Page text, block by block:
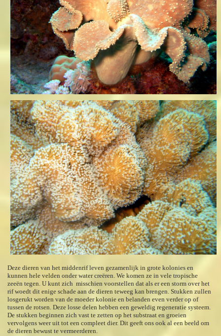
Deze dieren van het middenrif leven gezamenlijk in grote kolonies en
kunnen hele velden onder water creëren. We komen ze in vele tropische
zeeën tegen. U kunt zich misschien voorstellen dat als er een storm over het
rif woedt dit enige schade aan de dieren teweeg kan brengen. Stukken zullen
losgerukt worden van de moeder kolonie en belanden even verder op of
tussen de rotsen. Deze losse delen hebben een geweldig regeneratie systeem.
De stukken beginnen zich vast te zetten op het substraat en groeien
vervolgens weer uit tot een compleet dier. Dit geeft ons ook al een beeld om
de dieren bewust te vermeerderen.